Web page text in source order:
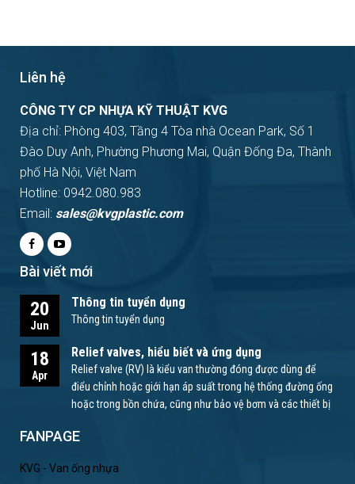
Liên hệ
CÔNG TY CP NHỰA KỸ THUẬT KVG
Địa chỉ: Phòng 403, Tầng 4 Tòa nhà Ocean Park, Số 1
Đào Duy Anh, Phường Phương Mai, Quận Đống Đa, Thành
phố Hà Nội, Việt Nam
Hotline: 0942.080.983
Email: sales@kvgplastic.com
Bài viết mới
20
Jun
Thông tin tuyển dụng
Thông tin tuyển dụng
18
Apr
Relief valves, hiểu biết và ứng dụng
Relief valve (RV) là kiểu van thường đóng được dùng để
điểu chỉnh hoặc giới hạn áp suất trong hệ thống đường ống
hoặc trong bồn chứa, cũng như bảo vệ bơm và các thiết bị
FANPAGE
KVG - Van ống nhựa